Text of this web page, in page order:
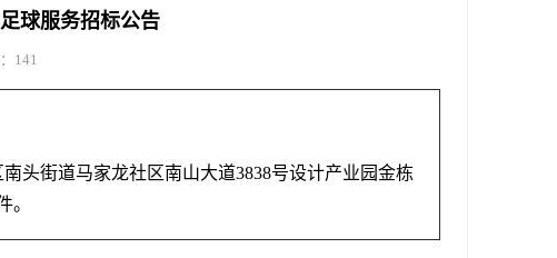
球服务招标公告
141
头街道马家龙社区南山大道3838号设计产业园金栋
。